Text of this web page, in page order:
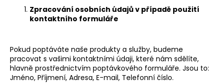
Zpracování osobních údajů v případě použití
kontaktního formuláře
Pokud poptáváte naše produkty a služby, budeme
pracovat s vašimi kontaktními údaji, které nám sdělíte,
hlavně prostřednictvím poptávkového formuláře. Jsou to:
Jméno, Příjmení, Adresa, E-mail, Telefonní číslo.
č
u
j
e